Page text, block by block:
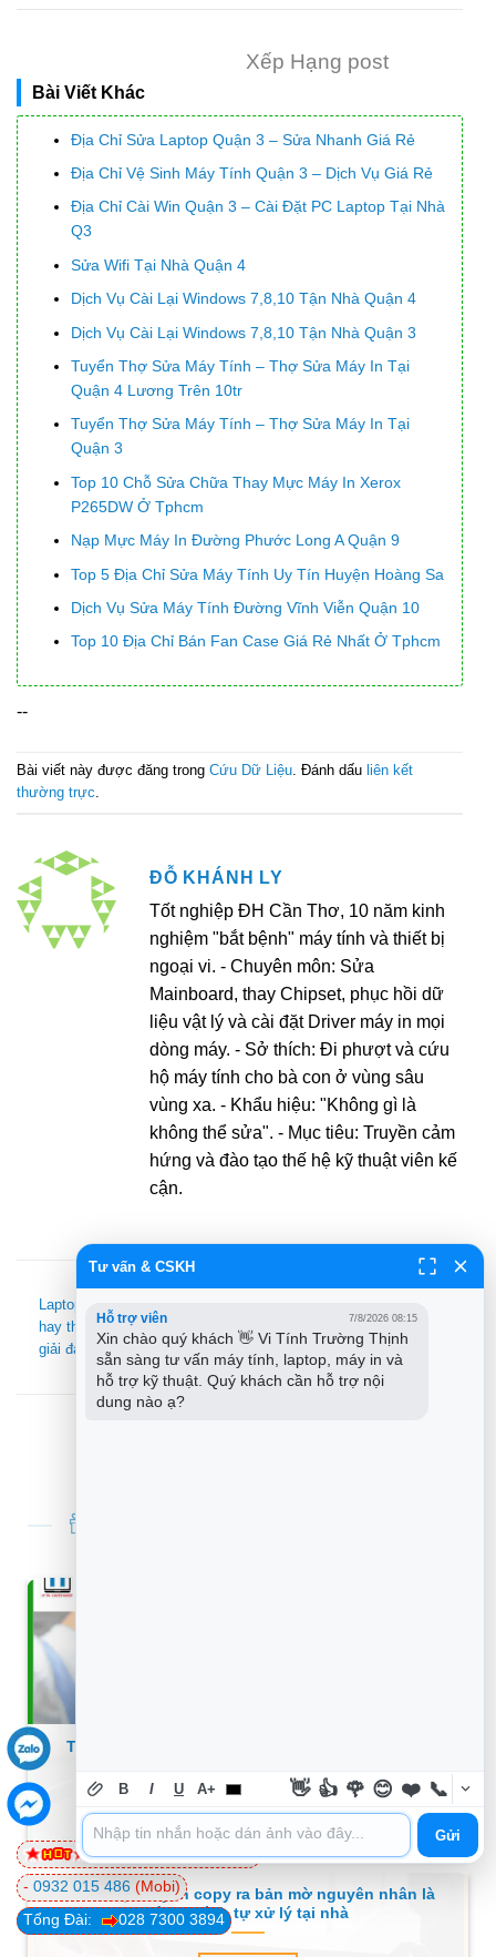
Xếp Hạng post
Bài Viết Khác
Địa Chỉ Sửa Laptop Quận 3 – Sửa Nhanh Giá Rẻ
Địa Chỉ Vệ Sinh Máy Tính Quận 3 – Dịch Vụ Giá Rẻ
Địa Chỉ Cài Win Quận 3 – Cài Đặt PC Laptop Tại Nhà
Q3
Sửa Wifi Tại Nhà Quận 4
Dịch Vụ Cài Lại Windows 7,8,10 Tận Nhà Quận 4
Dịch Vụ Cài Lại Windows 7,8,10 Tận Nhà Quận 3
Tuyển Thợ Sửa Máy Tính – Thợ Sửa Máy In Tại
Quận 4 Lương Trên 10tr
Tuyển Thợ Sửa Máy Tính – Thợ Sửa Máy In Tại
Quận 3
Top 10 Chỗ Sửa Chữa Thay Mực Máy In Xerox
P265DW Ở Tphcm
Nạp Mực Máy In Đường Phước Long A Quận 9
Top 5 Địa Chỉ Sửa Máy Tính Uy Tín Huyện Hoàng Sa
Dịch Vụ Sửa Máy Tính Đường Vĩnh Viễn Quận 10
Top 10 Địa Chỉ Bán Fan Case Giá Rẻ Nhất Ở Tphcm
--
Bài viết này được đăng trong Cứu Dữ Liệu . Đánh dấu liên kết
thường trực
ĐỖ KHÁNH LY
Tốt nghiệp ĐH Cần Thơ, 10 năm kinh
nghiệm "bắt bệnh" máy tính và thiết bị
ngoại vi. - Chuyên môn: Sửa
Mainboard, thay Chipset, phục hồi dữ
liệu vật lý và cài đặt Driver máy in mọi
dòng máy. - Sở thích: Đi phượt và cứu
hộ máy tính cho bà con ở vùng sâu
vùng xa. - Khẩu hiệu: "Không gì là
không thể sửa". - Mục tiêu: Truyền cảm
hứng và đào tạo thế hệ kỹ thuật viên kế
cận.
Laptop chậm nên nâng cấp
hay thay máy? Chuyên gia
giải đáp từ A-Z
MacBook Cần Kiểm Tra
Những Gì Trước Khi Mang
Đi Sửa Chữa? Hướng Dẫn
Chi Tiết Từ Chuyên Gia!
Thủ thuật Máy in không copy được dù vẫn bình
Thủ thuật Máy in copy ra bản mờ nguyên nhân là
gì? – Cách tự xử lý tại nhà
Tổng Đài: 028 7300 3894
- 0932 015 486 (Mobi)
0981 81 32 72(Viettel)
Tư vấn & CSKH
Hỗ trợ viên 7/8/2026 08:15
Xin chào quý khách 👋 Vi Tính Trường Thịnh
sẵn sàng tư vấn máy tính, laptop, máy in và
hỗ trợ kỹ thuật. Quý khách cần hỗ trợ nội
dung nào ạ?
B I U A+ 👋 👍 🌹 😊 ❤️ 📞
Gửi